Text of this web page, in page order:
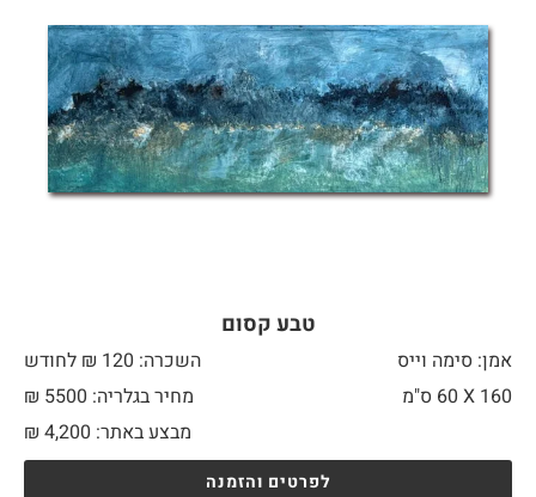
טבע קסום
אמן: סימה וייס
השכרה: 120 ₪ לחודש
160 X
מחיר בגלריה: 5500 ₪
מבצע באתר:
₪ 4,200
לפרטים והזמנה